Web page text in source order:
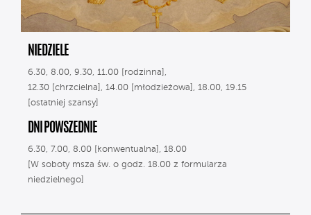
NIEDZIELE
6.30, 8.00, 9.30, 11.00 [rodzinna],
12.30 [chrzcielna], 14.00 [młodzieżowa], 18.00, 19.15
[ostatniej szansy]
DNI POWSZEDNIE
6.30, 7.00, 8.00 [konwentualna], 18.00
[W soboty msza św. o godz. 18.00 z formularza
niedzielnego]